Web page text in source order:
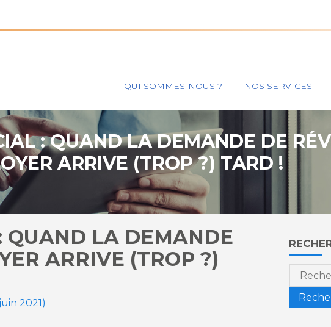
Principal
QUI SOMMES-NOUS ? NOS SERVICES
: QUAND LA DEMANDE DE
ARRIVE (TROP ?) TARD !
QUAND LA DEMANDE
ARRIVE (TROP ?)
2021)
Blog